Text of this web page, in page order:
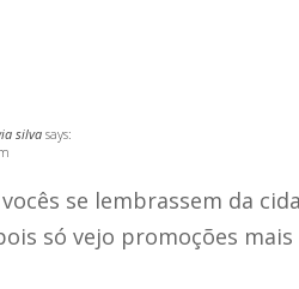
silva says:
se lembrassem da
só vejo promoções